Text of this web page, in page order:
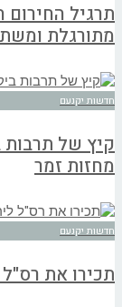
תרגיל החירום
מתורגלת
חדשות יקנעם
מחזות זמר
חדשות יקנעם
תכירו את רס"ל